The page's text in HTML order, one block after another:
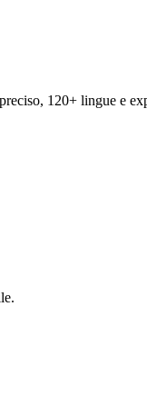
120+ lingue e